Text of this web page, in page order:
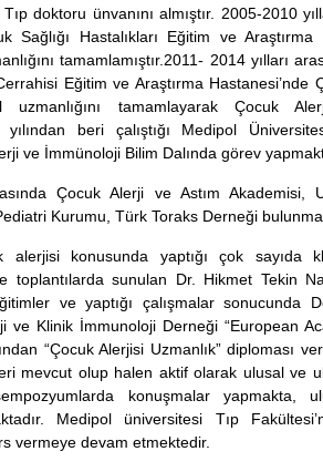
doktoru ünvanını almıştır. 2005-2010
Sağlığı Hastalıkları Eğitim ve Araştırma
tamamlamıştır.2011- 2014 yılları
Eğitim ve Araştırma Hastanesi’nde
uzmanlığını tamamlayarak Çocuk
yılından beri çalıştığı Medipol
ve İmmünoloji Bilim Dalında görev
Çocuk Alerji ve Astım Akademisi,
Kurumu, Türk Toraks Derneği
konusunda yaptığı çok sayıda
toplantılarda sunulan Dr. Hikmet Tekin
ve yaptığı çalışmalar sonucunda
ve Klinik İmmunoloji Derneği “European
“Çocuk Alerjisi Uzmanlık” diploması
mevcut olup halen aktif olarak ulusal ve
konuşmalar yapmakta,
Medipol üniversitesi Tıp
vermeye devam etmektedir.